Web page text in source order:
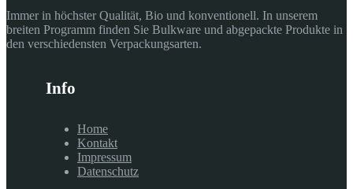
Immer in höchster Qualität, Bio und konventionell. In unserem
breiten Programm finden Sie Bulkware und abgepackte Produkte in
den verschiedensten Verpackungsarten.
Info
Home
Kontakt
Impressum
Datenschutz